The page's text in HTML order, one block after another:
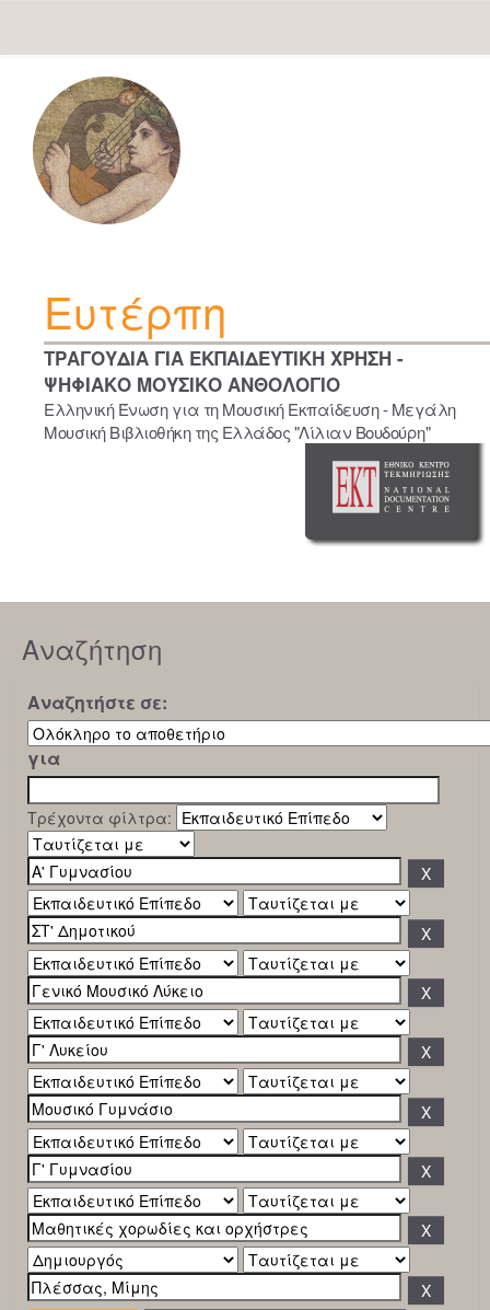
navigation
Ευτέρπη
ΤΡΑΓΟΥΔΙΑ ΓΙΑ ΕΚΠΑΙΔΕΥΤΙΚΗ ΧΡΗΣΗ -
ΨΗΦΙΑΚΟ ΜΟΥΣΙΚΟ ΑΝΘΟΛΟΓΙΟ
Ελληνική Ένωση για τη Μουσική Εκπαίδευση - Μεγάλη
Μουσική Βιβλιοθήκη της Ελλάδος "Λίλιαν Βουδούρη"
Αναζήτηση
Αναζητήστε σε:
για
Τρέχοντα φίλτρα: